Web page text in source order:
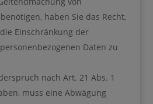
haben Sie das Recht,
Einschränkung der
Daten zu
nach Art. 21 Abs. 1
muss eine Abwägung